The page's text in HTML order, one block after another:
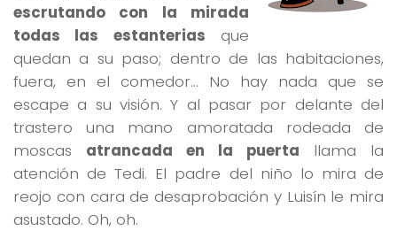
escrutando con la mirada
todas las estanterias que
quedan a su paso; dentro de las habitaciones,
fuera, en el comedor… No hay nada que se
escape a su visión. Y al pasar por delante del
trastero una mano amoratada rodeada de
moscas atrancada en la puerta llama la
atención de Tedi. El padre del niño lo mira de
reojo con cara de desaprobación y Luisín le mira
asustado. Oh, oh.